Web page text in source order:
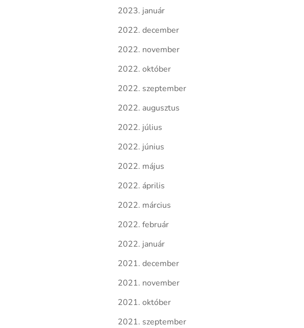
2023. január
2022. december
2022. november
2022. október
2022. szeptember
2022. augusztus
2022. július
2022. június
2022. május
2022. április
2022. március
2022. február
2022. január
2021. december
2021. november
2021. október
2021. szeptember